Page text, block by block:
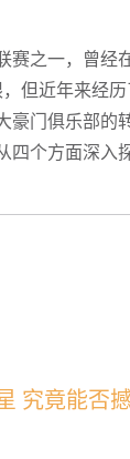
赛之一，曾经
但近年来经
豪门俱乐部的
四个方面深入
究竟能否